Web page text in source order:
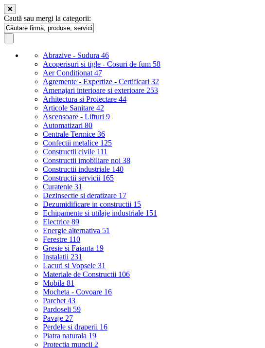
Caută sau mergi la categorii:
Abrazive - Sudura 46
Acoperisuri si tigle - Cosuri de fum 58
Aer Conditionat 47
Agremente - Expertize - Certificari 32
Amenajari interioare si exterioare 253
Arhitectura si Proiectare 44
Articole Sanitare 42
Ascensoare - Lifturi 9
Automatizari 80
Centrale Termice 36
Confectii metalice 125
Constructii civile 111
Constructii imobiliare noi 38
Constructii industriale 140
Constructii servicii 165
Curatenie 31
Dezinsectie si deratizare 17
Dezumidificare in constructii 15
Echipamente si utilaje industriale 151
Electrice 89
Energie alternativa 51
Ferestre 110
Gresie si Faianta 19
Instalatii 231
Lacuri si Vopsele 31
Materiale de Constructii 106
Mobila 81
Mocheta - Covoare 16
Parchet 43
Pardoseli 59
Pavaje 27
Perdele si draperii 16
Piatra naturala 19
Protectia muncii 2